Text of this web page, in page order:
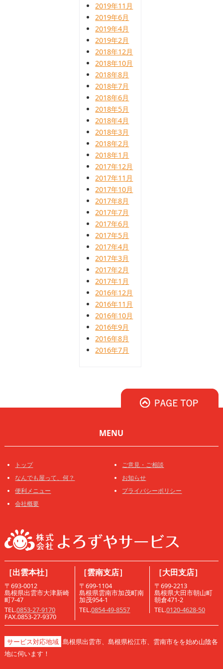
2019年11月
2019年6月
2019年4月
2019年2月
2018年12月
2018年10月
2018年8月
2018年7月
2018年6月
2018年5月
2018年4月
2018年3月
2018年2月
2018年1月
2017年12月
2017年11月
2017年10月
2017年8月
2017年7月
2017年6月
2017年5月
2017年4月
2017年3月
2017年2月
2017年1月
2016年12月
2016年11月
2016年10月
2016年9月
2016年8月
2016年7月
MENU
トップ
なんでも屋って、何？
便利メニュー
会社概要
ご意見・ご相談
お知らせ
プライバシーポリシー
［出雲本社］
〒693-0012
島根県出雲市大津新崎
町7-47
TEL.0853-27-9170
FAX.0853-27-9370
［雲南支店］
〒699-1104
島根県雲南市加茂町南
加茂954-1
TEL.0854-49-8557
［大田支店］
〒699-2213
島根県大田市朝山町
朝倉471-2
TEL.0120-4628-50
サービス対応地域 島根県出雲市、島根県松江市、雲南市をを始め山陰各
地に伺います！